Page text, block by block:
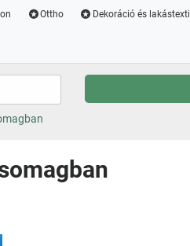
Ottho Dekoráció és lakástextil